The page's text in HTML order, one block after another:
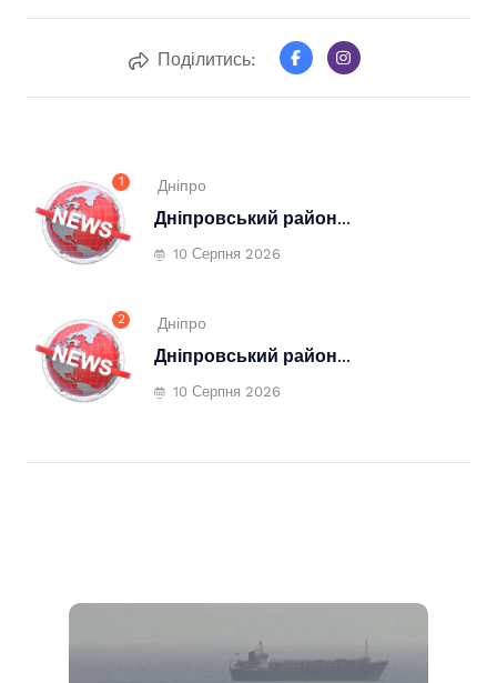
Поділитись:
1 Дніпро
Дніпровський район...
10 Серпня 2026
2 Дніпро
Дніпровський район...
10 Серпня 2026